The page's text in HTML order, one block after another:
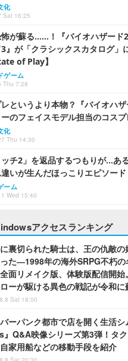
化
Sat 16:25
が蘇る……！『バイオハザード
』が「クラシックスカタログ」
of Play】
ゲーム
Thu 7:28
というより本物？『バイオハ
のフェイスモデル担当のコスプ
化
Thu 14:30
ッチ2」を返品するつもりが…あ
いが生んだほっこりエピソード
ーム
Wed 15:40
アクセスランキング
裏切られた騎士は、王の仇敵の
た―1998年の海外SRPG不朽の
面リメイク版、体験版配信開始
ーが駆ける異色の戦記が令和に
Sat 18:00
ーパンク都市で店を開く生活
』Q&A映像シリーズ第3弾！タク
家用船などの移動手段を紹介